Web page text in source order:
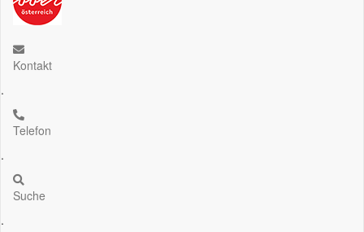
Kontakt
.
Telefon
.
Suche
.